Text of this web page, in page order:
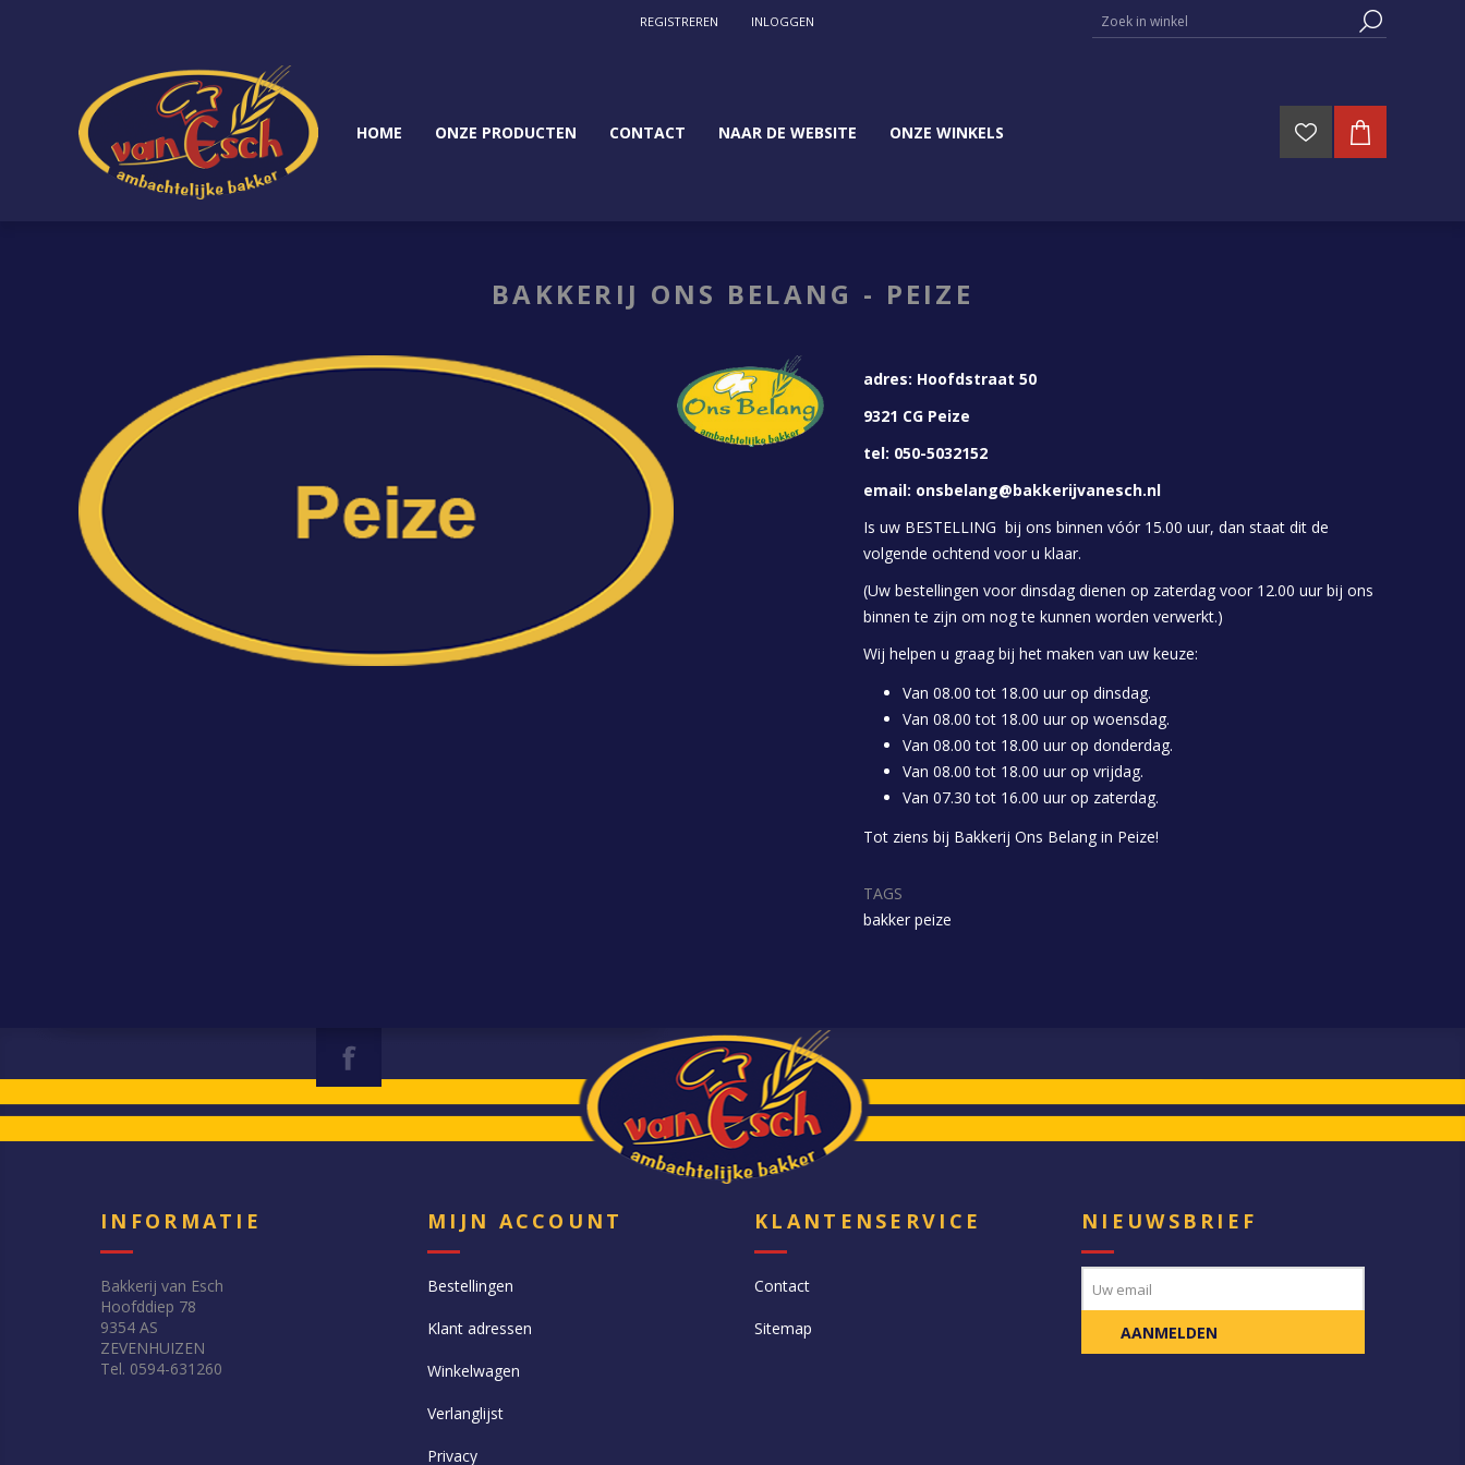
REGISTREREN INLOGGEN
HOME ONZE PRODUCTEN CONTACT NAAR DE WEBSITE ONZE WINKELS
BAKKERIJ ONS BELANG - PEIZE
adres: Hoofdstraat 50
9321 CG Peize
tel: 050-5032152
email: onsbelang@bakkerijvanesch.nl
Is uw BESTELLING bij ons binnen vóór 15.00 uur, dan staat dit de
volgende ochtend voor u klaar.
(Uw bestellingen voor dinsdag dienen op zaterdag voor 12.00 uur bij ons
binnen te zijn om nog te kunnen worden verwerkt.)
Wij helpen u graag bij het maken van uw keuze:
Van 08.00 tot 18.00 uur op dinsdag.
Van 08.00 tot 18.00 uur op woensdag.
Van 08.00 tot 18.00 uur op donderdag.
Van 08.00 tot 18.00 uur op vrijdag.
Van 07.30 tot 16.00 uur op zaterdag.
Tot ziens bij Bakkerij Ons Belang in Peize!
TAGS
bakker peize
INFORMATIE
Bakkerij van Esch
Hoofddiep 78
9354 AS
ZEVENHUIZEN
Tel. 0594-631260
MIJN ACCOUNT
Bestellingen
Klant adressen
Winkelwagen
Verlanglijst
Privacy
KLANTENSERVICE
Contact
Sitemap
NIEUWSBRIEF